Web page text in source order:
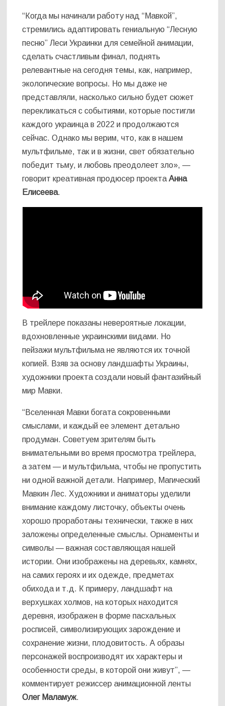
“Когда мы начинали работу над “Мавкой”,
стремились адаптировать гениальную “Лесную
песню” Леси Украинки для семейной анимации,
сделать счастливым финал, поднять
релевантные на сегодня темы, как, например,
экологические вопросы. Но мы даже не
представляли, насколько сильно будет сюжет
перекликаться с событиями, которые постигли
каждого украинца в 2022 и продолжаются
сейчас. Однако мы верим, что, как в нашем
мультфильме, так и в жизни, свет обязательно
победит тьму, и любовь преодолеет зло», —
говорит креативная продюсер проектаАнна
Елисеева.
В трейлере показаны невероятные локации,
вдохновленные украинскими видами. Но
пейзажи мультфильма не являются их точной
копией. Взяв за основу ландшафты Украины,
художники проекта создали новый фантазийный
мир Мавки.
“Вселенная Мавки богата сокровенными
смыслами, и каждый ее элемент детально
продуман. Советуем зрителям быть
внимательными во время просмотра трейлера,
а затем — и мультфильма, чтобы не пропустить
ни одной важной детали. Например, Магический
Мавкин Лес. Художники и аниматоры уделили
внимание каждому листочку, объекты очень
хорошо проработаны технически, также в них
заложены определенные смыслы. Орнаменты и
символы — важная составляющая нашей
истории. Они изображены на деревьях, камнях,
на самих героях и их одежде, предметах
обихода и т.д. К примеру, ландшафт на
верхушках холмов, на которых находится
деревня, изображен в форме пасхальных
росписей, символизирующих зарождение и
сохранение жизни, плодовитость. А образы
персонажей воспроизводят их характеры и
особенности среды, в которой они живут”, —
комментирует режиссер анимационной ленты
Олег Маламуж.